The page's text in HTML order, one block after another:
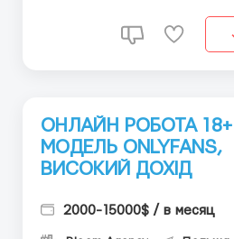
ОНЛАЙН РОБОТА
МОДЕЛЬ ONLYFANS,
ВИСОКИЙ ДОХІД
2000-15000$ / в месяц